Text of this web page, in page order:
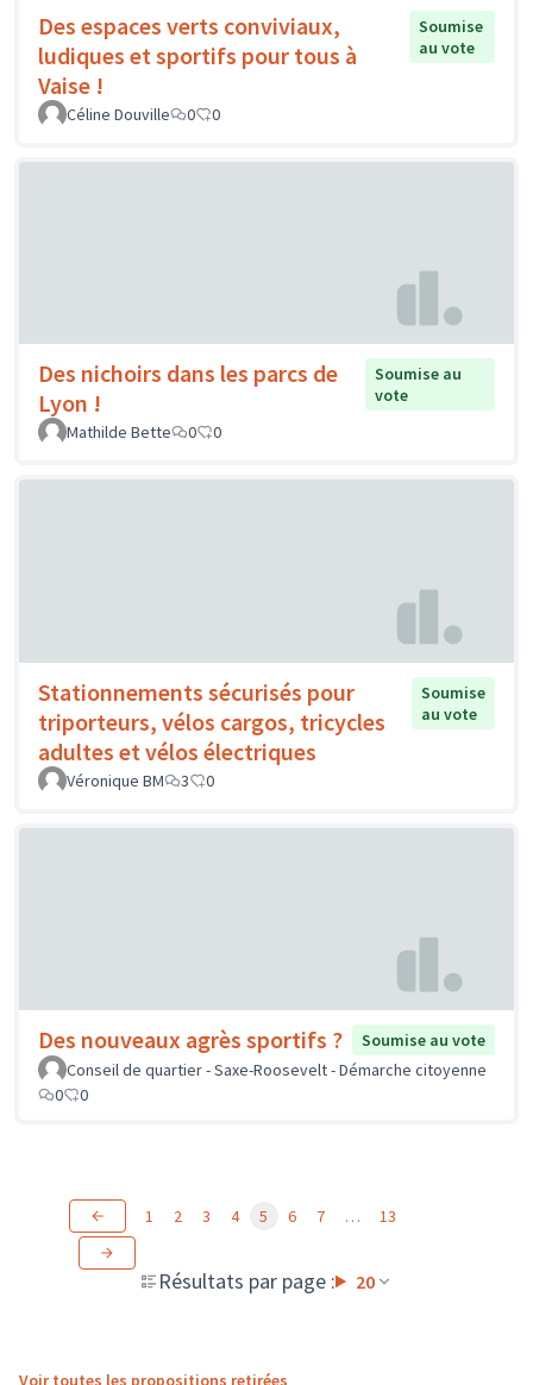
Des espaces verts conviviaux,
ludiques et sportifs pour tous à
Vaise !
Soumise
au vote
Céline Douville 0 0
Des nichoirs dans les parcs de
Lyon !
Soumise au
vote
Mathilde Bette
0 0
Stationnements sécurisés pour
triporteurs, vélos cargos, tricycles
adultes et vélos électriques
Soumise
au vote
Véronique BM 3 0
Des nouveaux agrès sportifs ?
Soumise au vote
Conseil de quartier - Saxe-Roosevelt - Démarche citoyenne
0
0
Résultats par page : 20
1 2 3 4 5 6 7 … 13
Voir toutes les propositions retirées